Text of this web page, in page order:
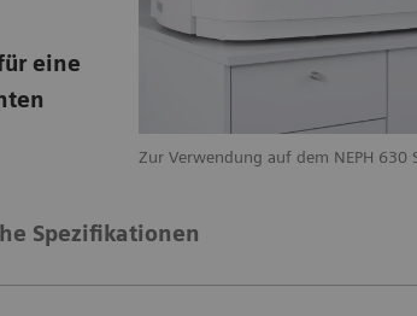
Zur Verwendung auf dem NEPH 630
eine
Spezifikationen